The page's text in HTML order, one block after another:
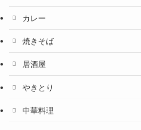
カレー
焼きそば
居酒屋
やきとり
中華料理